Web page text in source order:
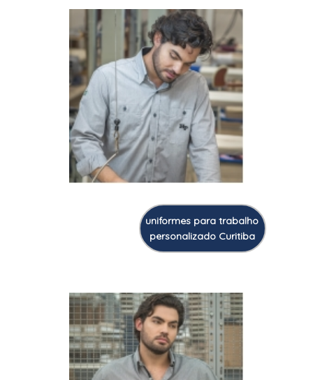
uniformes para trabalho
personalizado Curitiba